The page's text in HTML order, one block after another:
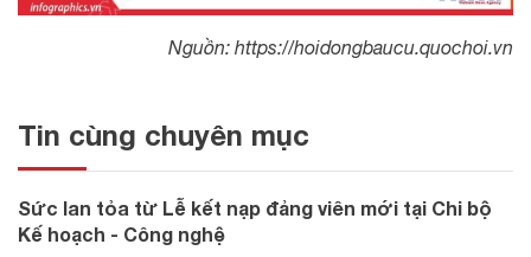
Nguồn: https://hoidongbaucu.quochoi.vn
Tin cùng chuyên mục
Sức lan tỏa từ Lễ kết nạp đảng viên mới tại Chi bộ
Kế hoạch - Công nghệ